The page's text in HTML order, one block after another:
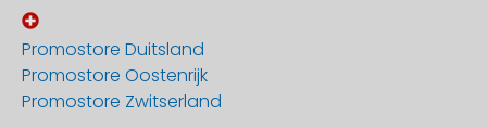
Promostore Duitsland
Promostore Oostenrijk
Promostore Zwitserland